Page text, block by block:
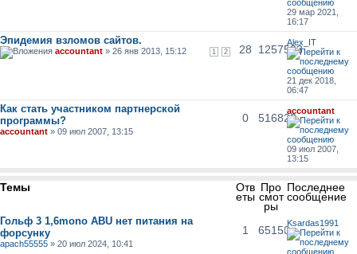
29 мар 2021,
16:17
Эпидемия взломов сайтов.
1 2
accountant » 26 янв 2013, 15:12 28 1257523
Alex_IT
21 дек 2018,
06:47
Как стать участником партнерской
программы?
accountant » 09 июл 2007, 13:15
0 516823
accountant
09 июл 2007,
13:15
Темы Отв
еты
Про
смот
ры
Последнее
сообщение
Гольф 3 1,6mono ABU нет питания на
форсунку
apach55555 » 20 июл 2024, 10:41
1 65150
Ksardas1991